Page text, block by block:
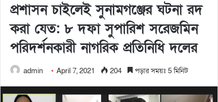
প্রশাসন চাইলেই সুনামগঞ্জের ঘটনা রদ
করা যেত: ৮ দফা সুপারিশ সরেজমিন
পরিদর্শনকারী নাগরিক প্রতিনিধি দলের
admin April 7, 2021 204 পড়ার সময়ঃ 5 মিনিট